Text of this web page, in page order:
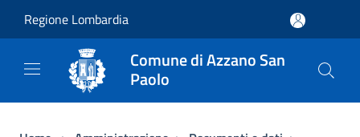
Regione Lombardia
Comune di Azzano San
Paolo